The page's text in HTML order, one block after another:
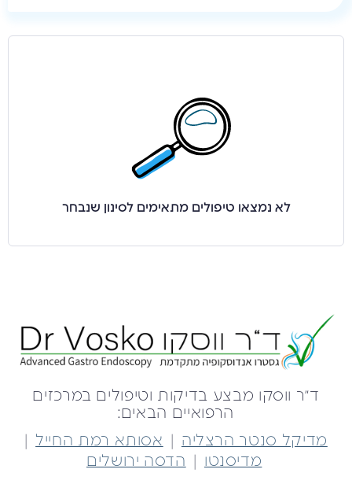
לא נמצאו טיפולים מתאימים לסינון שנבחר
ד״ר ווסקו מבצע בדיקות וטיפולים במרכזים
הרפואיים הבאים:
מדיקל סנטר הרצליה
| אסותא רמת החייל |
מדיסנטו | הדסה ירושלים